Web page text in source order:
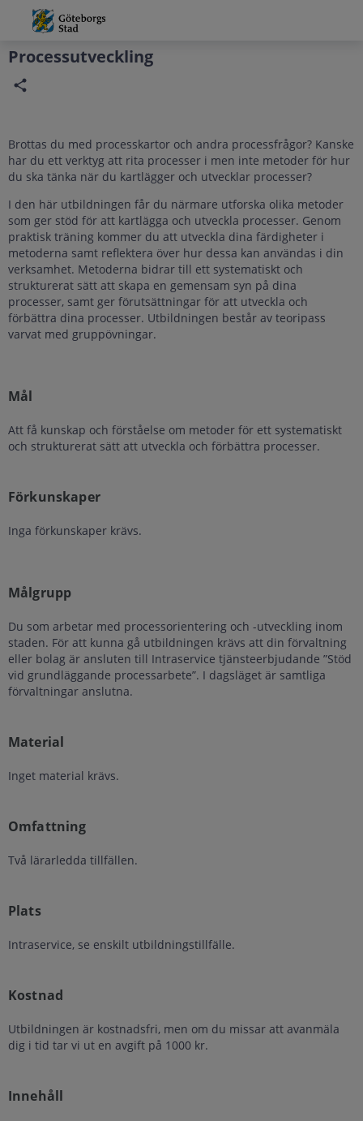
Grade
Portal
Processutveckling
Brottas du med processkartor och andra processfrågor? Kanske
har du ett verktyg att rita processer i men inte metoder för hur
du ska tänka när du kartlägger och utvecklar processer?
I den här utbildningen får du närmare utforska olika metoder
som ger stöd för att kartlägga och utveckla processer. Genom
praktisk träning kommer du att utveckla dina färdigheter i
metoderna samt reflektera över hur dessa kan användas i din
verksamhet. Metoderna bidrar till ett systematiskt och
strukturerat sätt att skapa en gemensam syn på dina
processer, samt ger förutsättningar för att utveckla och
förbättra dina processer. Utbildningen består av teoripass
varvat med gruppövningar.
Mål
Att få kunskap och förståelse om metoder för ett systematiskt
och strukturerat sätt att utveckla och förbättra processer.
Förkunskaper
Inga förkunskaper krävs.
Målgrupp
Du som arbetar med processorientering och -utveckling inom
staden. För att kunna gå utbildningen krävs att din förvaltning
eller bolag är ansluten till Intraservice tjänsteerbjudande ”Stöd
vid grundläggande processarbete”. I dagsläget är samtliga
förvaltningar anslutna.
Material
Inget material krävs.
Omfattning
Två lärarledda tillfällen.
Plats
Intraservice, se enskilt utbildningstillfälle.
Kostnad
Utbildningen är kostnadsfri, men om du missar att avanmäla
dig i tid tar vi ut en avgift på 1000 kr.
Innehåll